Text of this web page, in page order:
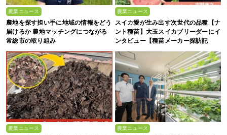
農業ニュース
農地を探す担い手に地域の情報をどう
届けるか 農地マッチングにつながる
常総市の取り組み
農業ニュース
スイカ愛が生み出す次世代の品種【ナ
ント種苗】大玉スイカブリーダーにイ
ンタビュー【種苗メーカー探訪記
Vol.4】
農業ニュース 農業ニュース